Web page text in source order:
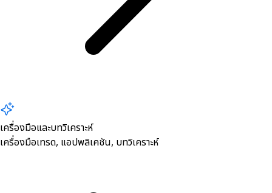
เครื่องมือและบทวิเคราะห์
เครื่องมือเทรด, ​แอปพลิเคชัน, บทวิเคราะห์